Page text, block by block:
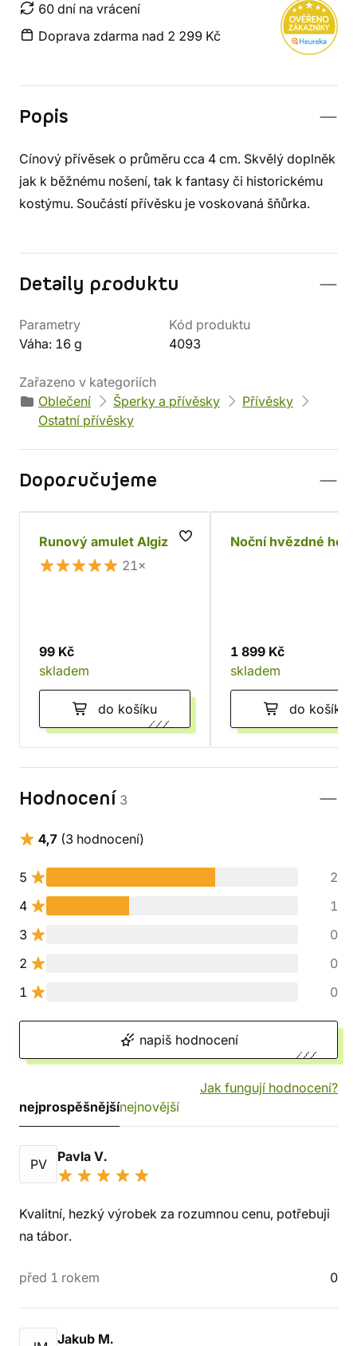
60 dní na vrácení
Doprava zdarma nad 2 299 Kč
Popis
Cínový přívěsek o průměru cca 4 cm. Skvělý doplněk
jak k běžnému nošení, tak k fantasy či historickému
kostýmu. Součástí přívěsku je voskovaná šňůrka.
Detaily produktu
Parametry
Váha: 16 g
Kód produktu
4093
Zařazeno v kategoriích
Oblečení
Šperky a přívěsky
Přívěsky
Ostatní přívěsky
Doporučujeme
Runový amulet Algiz
21×
99 Kč
skladem
do košíku
Noční hvězdné
1 899 Kč
skladem
do košíku
Hodnocení 3
4,7 (3 hodnocení)
5
2
4
1
3
0
2
0
1
0
napiš hodnocení
Jak fungují hodnocení?
nejprospěšnějšínejnovější
PV Pavla V.
Kvalitní, hezký výrobek za rozumnou cenu, potřebuji
na tábor.
před 1 rokem 0
Jakub M.